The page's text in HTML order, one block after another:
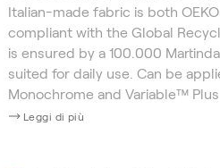
Italian-made fabric is both
compliant with the Global
is ensured by a 100.000
suited for daily use. Can be
Monochrome and Variable™
Leggi di più